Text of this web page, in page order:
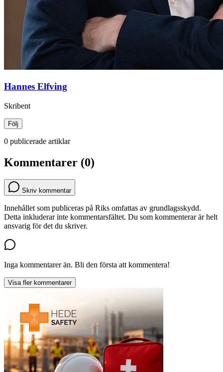
Hannes Elfving
Skribent
Följ
0 publicerade artiklar
Kommentarer (0)
Skriv kommentar
Innehållet som publiceras på Riks omfattas av grundlagsskydd.
Detta inkluderar inte kommentarsfältet. Du som kommenterar är helt
ansvarig för det du skriver.
Inga kommentarer än. Bli den första att kommentera!
Visa fler kommentarer